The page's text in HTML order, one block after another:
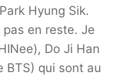
Hyung Sik.
en reste. Je
Do Ji Han
BTS) qui sont au